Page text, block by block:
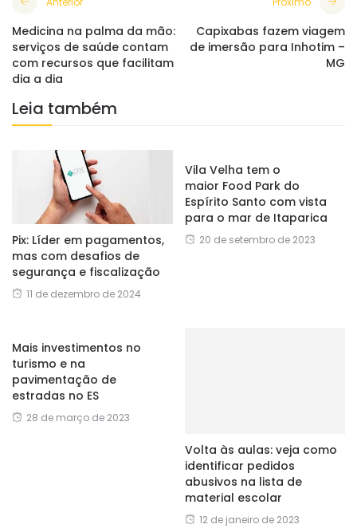
Medicina na palma da mão:
serviços de saúde contam
com recursos que facilitam
dia a dia
Capixabas fazem viagem
de imersão para Inhotim –
MG
Leia também
Pix: Líder em pagamentos,
mas com desafios de
segurança e fiscalização
11 de dezembro de 2024
Vila Velha tem o
maior Food Park do
Espírito Santo com vista
para o mar de Itaparica
20 de setembro de 2023
Mais investimentos no
turismo e na
pavimentação de
estradas no ES
28 de março de 2023
Volta às aulas: veja como
identificar pedidos
abusivos na lista de
material escolar
12 de janeiro de 2023